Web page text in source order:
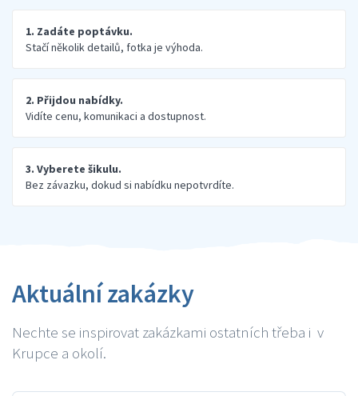
1. Zadáte poptávku.
Stačí několik detailů, fotka je výhoda.
2. Přijdou nabídky.
Vidíte cenu, komunikaci a dostupnost.
3. Vyberete šikulu.
Bez závazku, dokud si nabídku nepotvrdíte.
Aktuální zakázky
Nechte se inspirovat zakázkami ostatních třeba i v
Krupce a okolí.